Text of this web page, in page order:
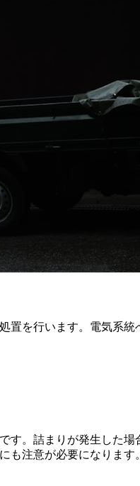
置を行います。電気系
す。詰まりが発生した
も注意が必要になります。